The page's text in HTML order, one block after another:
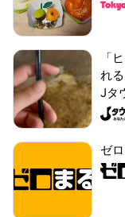
「
れ
Jタ
ゼ